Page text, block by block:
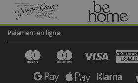
Paiement en ligne